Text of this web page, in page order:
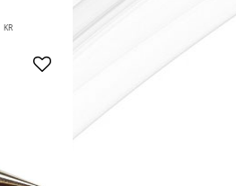
KR
Add to favorites